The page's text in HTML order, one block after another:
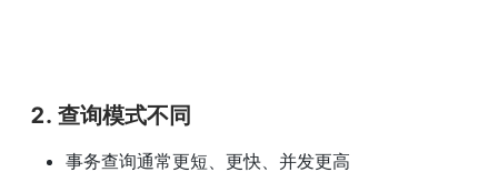
2. 查询模式不同
事务查询通常更短、更快、并发更高